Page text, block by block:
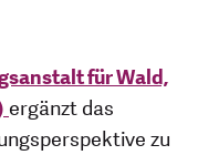
für Wald,
ergänzt das
zu